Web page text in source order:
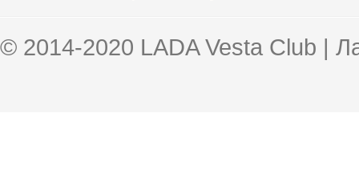
© 2014-2020 LADA Vesta Club |